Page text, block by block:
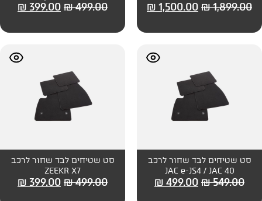
₪
מבית UP499.00
₪
399.00
₪
לרכב
₪
סט שטיחים לבד שחור לרכב
499.00
399.00
₪